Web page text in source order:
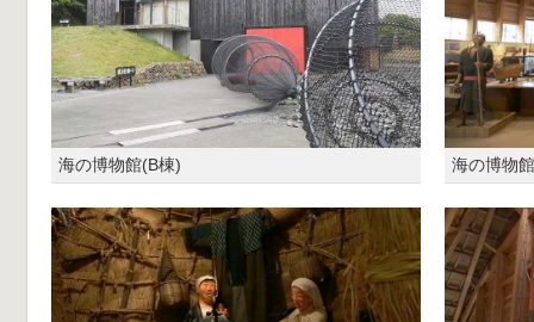
海の博物館(B棟) 海の博物